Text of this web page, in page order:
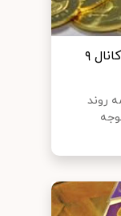
سکه در آستانه بازگشت به کانال ۹
روند